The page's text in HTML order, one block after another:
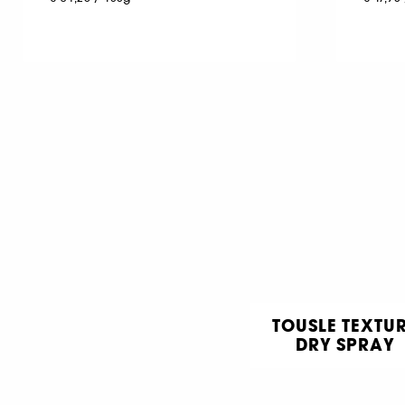
TOUSLE
DRY SPRAY